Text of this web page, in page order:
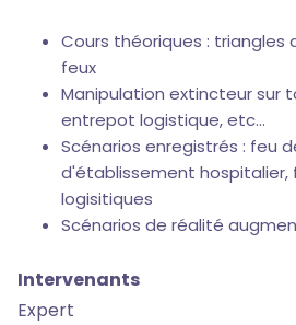
Cours théoriques : triangles
feux
Manipulation extincteur sur
entrepot logistique, etc...
Scénarios enregistrés : feu
d'établissement
logisitiques
Scénarios de réalité
Intervenants
Expert